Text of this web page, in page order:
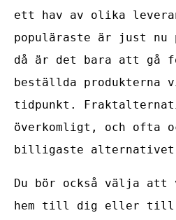
ett hav av olika
populäraste är just nu
då är det bara att gå
beställda produkterna
tidpunkt.
överkomligt, och ofta
billigaste alternativet
Du bör också välja att
hem till dig eller till